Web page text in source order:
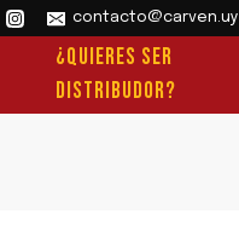
contacto@carven.uy
¿QUIERES SER
DISTRIBUDOR?